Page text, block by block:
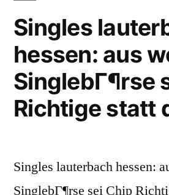
Singles
hessen: aus
SinglebГ¶rse
Richtige statt
Singles lauterbach hessen:
SinglebГ¶rse sei Chip